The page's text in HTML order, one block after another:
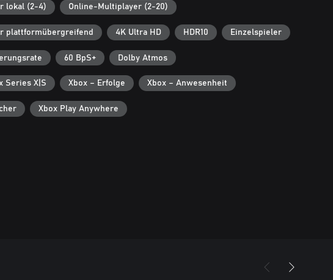
lokal (2-4) Online-Multiplayer (2-20)
plattformübergreifend 4K Ultra HD HDR10 Einzelspieler
60 BpS+ Dolby Atmos
Series X|S Xbox – Erfolge Xbox – Anwesenheit
Xbox Play Anywhere